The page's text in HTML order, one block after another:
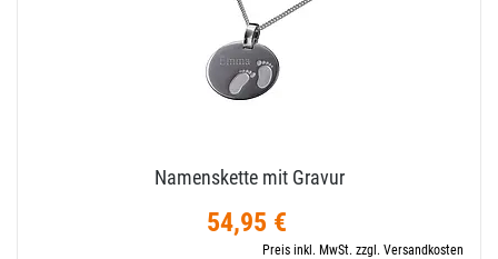
Namenskette mit Gravur
54,95 €
Preis inkl. MwSt. zzgl. Versandkosten